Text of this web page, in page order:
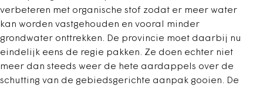
verbeteren met organische stof zodat er meer water
kan worden vastgehouden en vooral minder
grondwater onttrekken. De provincie moet daarbij nu
eindelijk eens de regie pakken. Ze doen echter niet
meer dan steeds weer de hete aardappels over de
schutting van de gebiedsgerichte aanpak gooien. De